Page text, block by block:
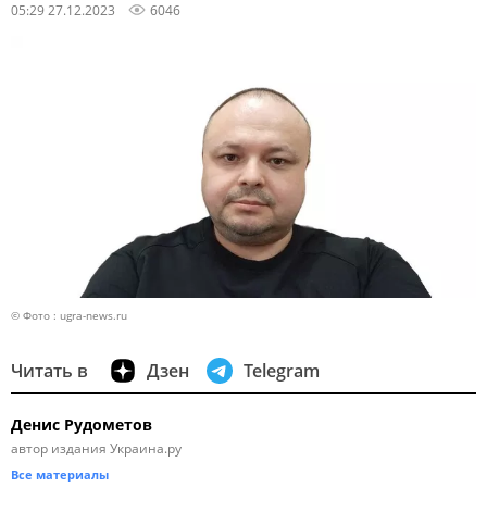
05:29 27.12.2023 6046
© Фото : ugra-news.ru
Читать в Дзен Telegram
Денис Рудометов
автор издания Украина.ру
Все материалы